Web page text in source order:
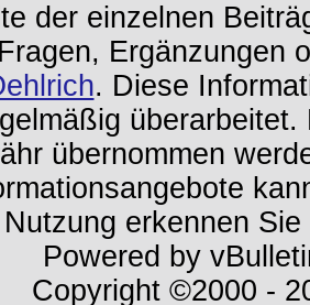
der einzelnen
Ergänzungen
. Diese
übernommen
erkennen
Powered by
Copyright ©2000 -